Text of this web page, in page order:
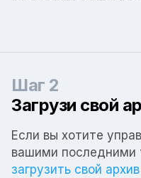
Шаг 2
Загрузи свой
Если вы хотите
вашими последними
загрузить свой